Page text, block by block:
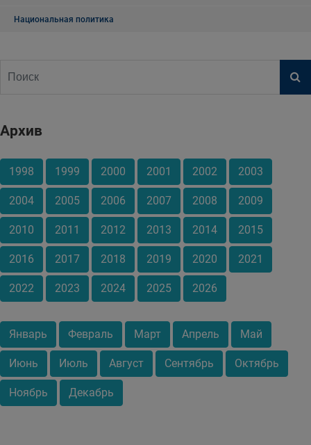
Национальная политика
Архив
1998 1999 2000 2001 2002 2003
2004 2005 2006 2007 2008 2009
2010 2011 2012 2013 2014 2015
2016 2017 2018 2019 2020 2021
2022 2023 2024 2025 2026
Январь Февраль Март Апрель Май
Июнь Июль Август Сентябрь Октябрь
Ноябрь Декабрь